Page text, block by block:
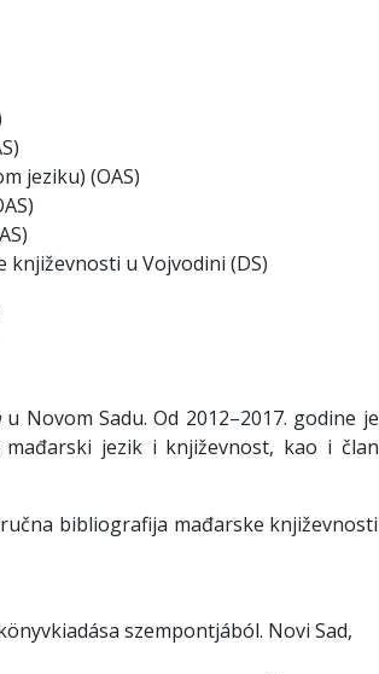
jeziku) (OAS)
u Vojvodini (DS)
u Novom Sadu. Od 2012–2017. godine je
jezik i književnost, kao i član
bibliografija mađarske književnosti
szempontjából. Novi Sad,